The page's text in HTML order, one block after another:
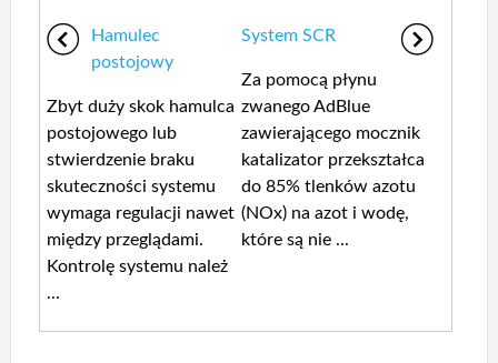
Hamulec
postojowy
Zbyt duży skok hamulca
postojowego lub
stwierdzenie braku
skuteczności systemu
wymaga regulacji nawet
między przeglądami.
Kontrolę systemu należ
...
System SCR
Za pomocą płynu
zwanego AdBlue
zawierającego mocznik
katalizator przekształca
do 85% tlenków azotu
(NOx) na azot i wodę,
które są nie ...